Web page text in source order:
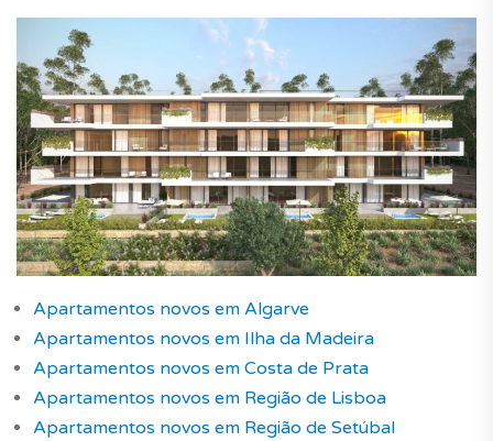
Apartamentos novos em Algarve
Apartamentos novos em Ilha da Madeira
Apartamentos novos em Costa de Prata
Apartamentos novos em Região de Lisboa
Apartamentos novos em Região de Setúbal